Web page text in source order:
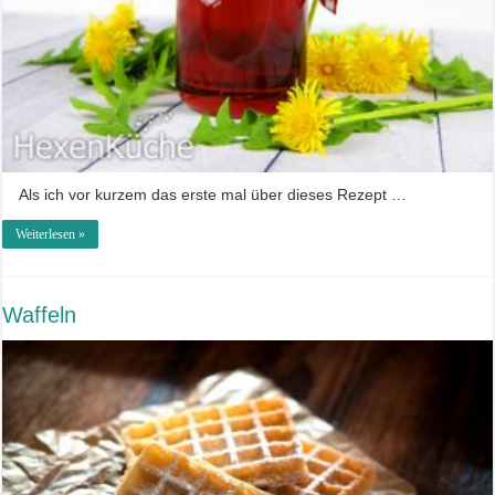
Als ich vor kurzem das erste mal über dieses Rezept …
Weiterlesen »
Waffeln